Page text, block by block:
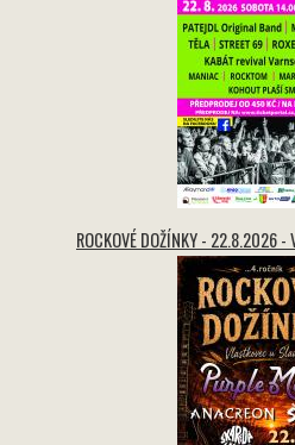
ROCKOVÉ DOŽÍNKY - 22.8.2026 -